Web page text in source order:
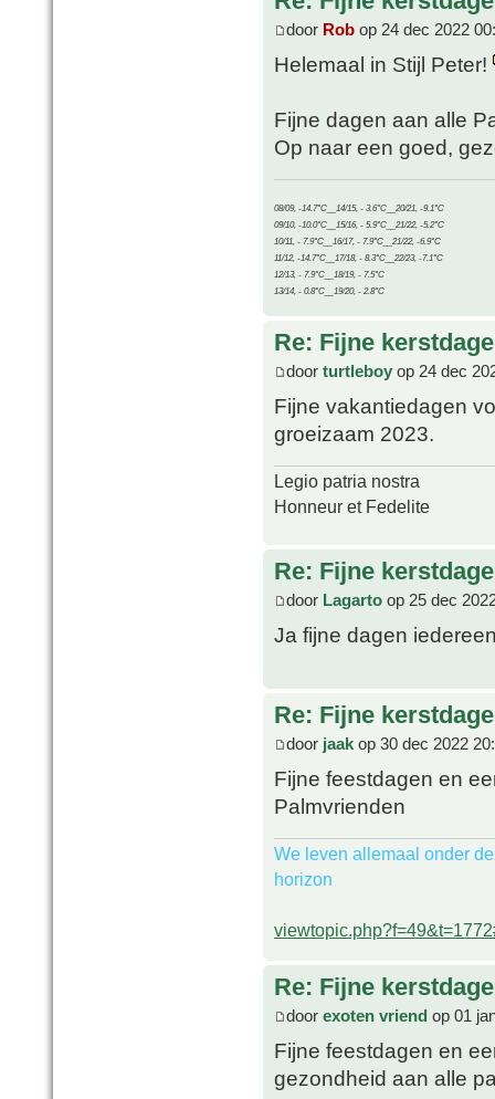
door Rob op 24 dec 2022
Helemaal in Stijl Peter!
Fijne dagen aan alle
Op naar een goed,
08/09, -14.7°C__14/15, - 3.6°C__20/21, -9.1°C
09/10, -10.0°C__15/16, - 5.9°C__21/22, -5.2°C
10/11, - 7.9°C__16/17, - 7.9°C__21/22, -6.9°C
11/12, -14.7°C__17/18, - 8.3°C__22/23, -7.1°C
12/13, - 7.9°C__18/19, - 7.5°C
13/14, - 0.8°C__19/20, - 2.8°C
Re: Fijne
door turtleboy op 24 dec
Fijne vakantiedagen
groeizaam 2023.
Legio patria nostra
Honneur et Fedelite
Re: Fijne
door Lagarto op 25 dec
Ja fijne dagen
Re: Fijne
door jaak op 30 dec 2022
Fijne feestdagen en
Palmvrienden
We leven allemaal onder
horizon
Re: Fijne
door exoten vriend op 01
Fijne feestdagen en
gezondheid aan alle